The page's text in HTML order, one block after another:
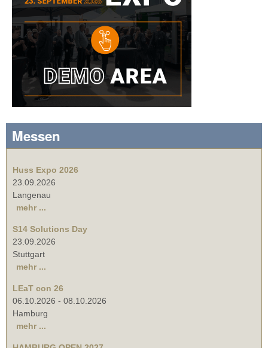
Messen
Huss Expo 2026
23.09.2026
Langenau
mehr ...
S14 Solutions Day
23.09.2026
Stuttgart
mehr ...
LEaT con 26
06.10.2026 - 08.10.2026
Hamburg
mehr ...